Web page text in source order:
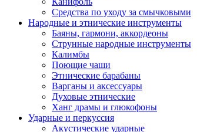
Средства по уходу за смычковыми
Народные и этнические инструменты
Баяны, гармони, аккордеоны
Струнные народные инструменты
Калимбы
Поющие чаши
Этнические барабаны
Варганы и аксессуары
Духовые этнические
Ханг драмы и глюкофоны
Ударные и перкуссия
Акустические ударные